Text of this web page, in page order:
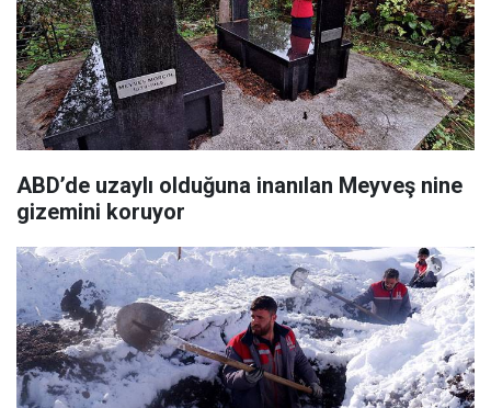
ABD’de uzaylı olduğuna inanılan Meyveş nine
gizemini koruyor